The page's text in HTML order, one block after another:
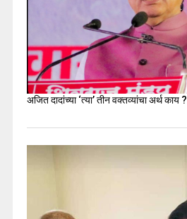
अजित दादांच्या ‘त्या’ तीन वक्तव्यांचा अर्थ काय ?